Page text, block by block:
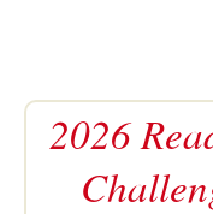
2026